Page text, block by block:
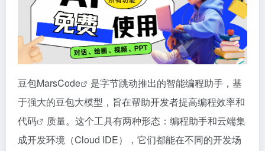
豆包MarsCode
是字节跳动推出的智能编程助手，基
于强大的豆包大模型，旨在帮助开发者提高编程效率和
代码
质量。这个工具有两种形态：编程助手和云端集
成开发环境（Cloud IDE），它们都能在不同的开发场